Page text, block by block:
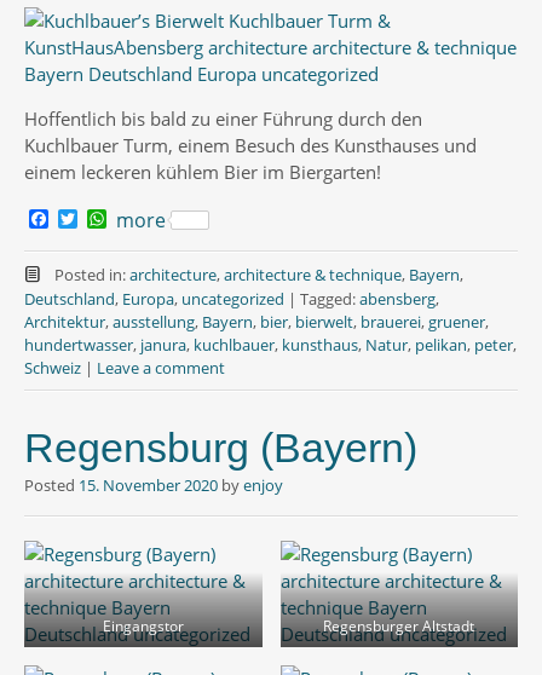
Hoffentlich bis bald zu einer Führung durch den
Kuchlbauer Turm, einem Besuch des Kunsthauses und
einem leckeren kühlem Bier im Biergarten!
c
e
b
o
o
k
T
i
t
t
e
r
W
a
t
s
A
p
p
more
Posted in:architecture,architecture & technique, Bayern,
Deutschland, Europa, uncategorized | Tagged:abensberg,
Architektur,ausstellung, Bayern, bier, bierwelt, brauerei,gruener,
hundertwasser, janura, kuchlbauer, kunsthaus, Natur, pelikan, peter,
Schweiz | Leave a comment
Regensburg (Bayern)
Posted 15. November 2020 byenjoy
Eingangstor Regensburger Altstadt